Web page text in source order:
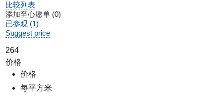
比较列表
添加至心愿单 (0)
已参观 (1)
Suggest price
264
价格
价格
每平方米